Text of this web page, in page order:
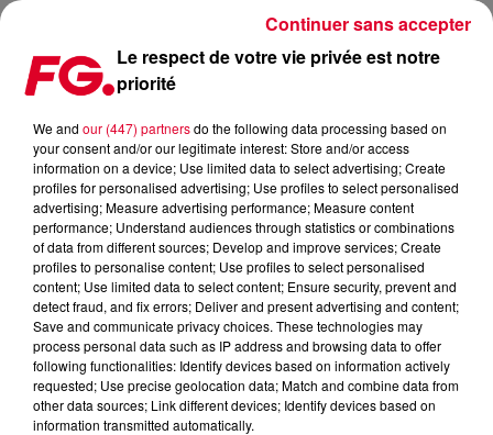
FG CHIC MIX BY PATRICK VIDAL
Le respect de votre vie privée est notre
priorité
We and our (447) partnersdo the following data processing based on
your consent and/or our legitimate interest: Store and/or access
information on a device; Use limited data to select advertising; Create
profiles for personalised advertising; Use profiles to select personalised
advertising; Measure advertising performance; Measure content
performance; Understand audiences through statistics or combinations
of data from different sources; Develop and improve services; Create
profiles to personalise content; Use profiles to select personalised
content; Use limited data to select content; Ensure security, prevent and
detect fraud, and fix errors; Deliver and present advertising and content;
Save and communicate privacy choices. These technologies may
process personal data such as IP address and browsing data to offer
following functionalities: Identify devices based on information actively
requested; Use precise geolocation data; Match and combine data from
other data sources; Link different devices; Identify devices based on
information transmitted automatically.
Continuer sans accepter